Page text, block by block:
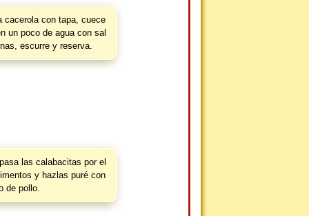
cacerola con tapa, cuece
un poco de agua con sal
escurre y reserva.
las calabacitas por el
y hazlas puré con
de pollo.